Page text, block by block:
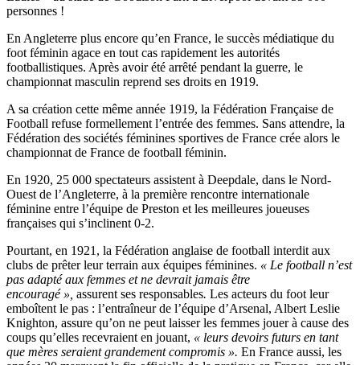
personnes !
En Angleterre plus encore qu’en France, le succès médiatique du
foot féminin agace en tout cas rapidement les autorités
footballistiques. Après avoir été arrêté pendant la guerre, le
championnat masculin reprend ses droits en 1919.
A sa création cette même année 1919, la Fédération Française de
Football refuse formellement l’entrée des femmes. Sans attendre, la
Fédération des sociétés féminines sportives de France crée alors le
championnat de France de football féminin.
En 1920, 25 000 spectateurs assistent à Deepdale, dans le Nord-
Ouest de l’Angleterre, à la première rencontre internationale
féminine entre l’équipe de Preston et les meilleures joueuses
françaises qui s’inclinent 0-2.
Pourtant, en 1921, la Fédération anglaise de football interdit aux
clubs de prêter leur terrain aux équipes féminines. « Le football n’est
pas adapté aux femmes et ne devrait jamais être
encouragé », assurent ses responsables. Les acteurs du foot leur
emboîtent le pas : l’entraîneur de l’équipe d’Arsenal, Albert Leslie
Knighton, assure qu’on ne peut laisser les femmes jouer à cause des
coups qu’elles recevraient en jouant, « leurs devoirs futurs en tant
que mères seraient grandement compromis ». En France aussi, les